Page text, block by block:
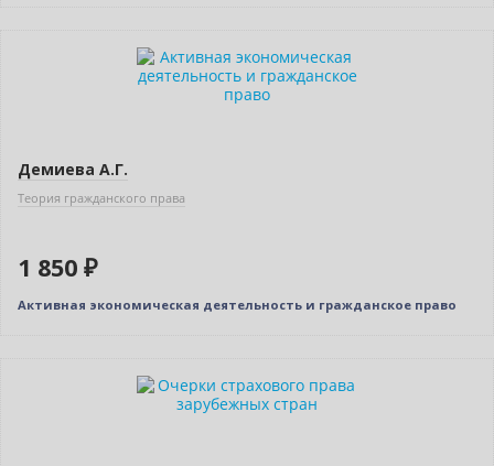
Демиева А.Г.
Теория гражданского права
1 850 ₽
Активная экономическая деятельность и гражданское право